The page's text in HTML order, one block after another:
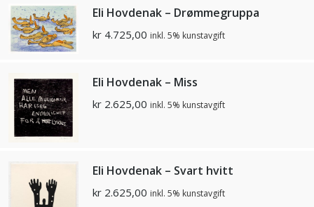
Eli Hovdenak – Drømmegruppa
kr 4.725,00 inkl. 5% kunstavgift
Eli Hovdenak – Miss
kr 2.625,00 inkl. 5% kunstavgift
Eli Hovdenak – Svart hvitt
kr 2.625,00 inkl. 5% kunstavgift